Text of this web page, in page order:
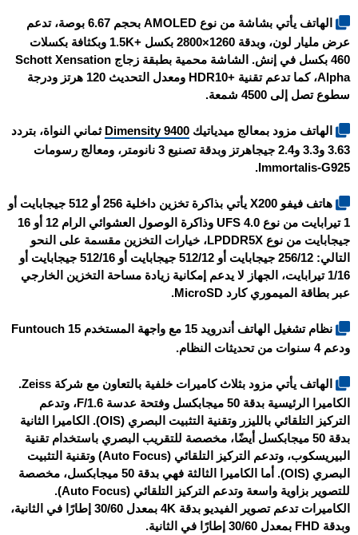
الهاتف يأتي بشاشة من نوع AMOLED بحجم 6.67 بوصة، تدعم
عرض مليار لون، وبدقة 1260×2800 بكسل +1.5K وبكثافة بكسلات
460 بكسل في إنش. الشاشة محمية بطبقة زجاج Schott Xensation
Alpha، كما تدعم تقنية +HDR10 ومعدل التحديث 120 هرتز ودرجة
سطوع تصل إلى 4500 شمعة.
الهاتف مزود بمعالج ميدياتيك Dimensity 9400 ثماني النواة، بتردد
3.63 و3.3 و2.4 جيجاهرتز وبدقة تصنيع 3 نانومتر، ومعالج رسومات
Immortalis-G925.
هاتف فيفو X200 يأتي بذاكرة تخزين داخلية 256 أو 512 جيجابايت أو
1 تيرابايت من نوع UFS 4.0 وذاكرة الوصول العشوائي الرام 12 أو 16
جيجابايت من نوع LPDDR5X، خيارات التخزين مقسمة على النحو
التالي: 256/12 جيجابايت أو 512/12 جيجابايت أو 512/16 جيجابايت أو
1/16 تيرابايت، الجهاز لا يدعم إمكانية زيادة مساحة التخزين الخارجي
عبر بطاقة الميموري كارد MicroSD.
نظام تشغيل الهاتف أندرويد 15 مع واجهة المستخدم Funtouch 15
ودعم 4 سنوات من تحديثات النظام.
الهاتف يأتي مزود بثلاث كاميرات خلفية بالتعاون مع شركة Zeiss.
الكاميرا الرئيسية بدقة 50 ميجابكسل وفتحة عدسة F/1.6، وتدعم
التركيز التلقائي بالليزر وتقنية التثبيت البصري (OIS). الكاميرا الثانية
بدقة 50 ميجابكسل أيضًا، مخصصة للتقريب البصري باستخدام تقنية
البيريسكوب، وتدعم التركيز التلقائي (Auto Focus) وتقنية التثبيت
البصري (OIS). أما الكاميرا الثالثة فهي بدقة 50 ميجابكسل، مخصصة
للتصوير بزاوية واسعة وتدعم التركيز التلقائي (Auto Focus).
الكاميرات تدعم تصوير الفيديو بدقة 4K بمعدل 30/60 إطارًا في الثانية،
وبدقة FHD بمعدل 30/60 إطارًا في الثانية.